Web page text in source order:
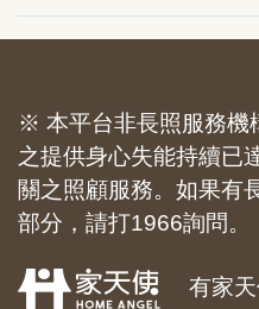
※ 本平台非長照服務機
之提供身心失能持續已
關之照顧服務。如果有
部分，請打1966詢問。
有家